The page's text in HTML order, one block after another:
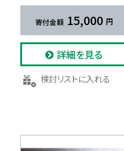
15,000
詳細を見る
検討リストに入れる